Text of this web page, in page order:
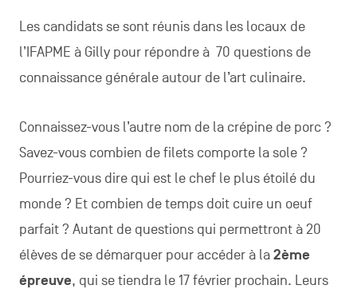
Les candidats se sont réunis dans les locaux de
l’IFAPME à Gilly pour répondre à 70 questions de
connaissance générale autour de l’art culinaire.
Connaissez-vous l’autre nom de la crépine de porc ?
Savez-vous combien de filets comporte la sole ?
Pourriez-vous dire qui est le chef le plus étoilé du
monde ? Et combien de temps doit cuire un oeuf
parfait ? Autant de questions qui permettront à 20
élèves de se démarquer pour accéder à la2ème
épreuve, qui se tiendra le 17 février prochain. Leurs